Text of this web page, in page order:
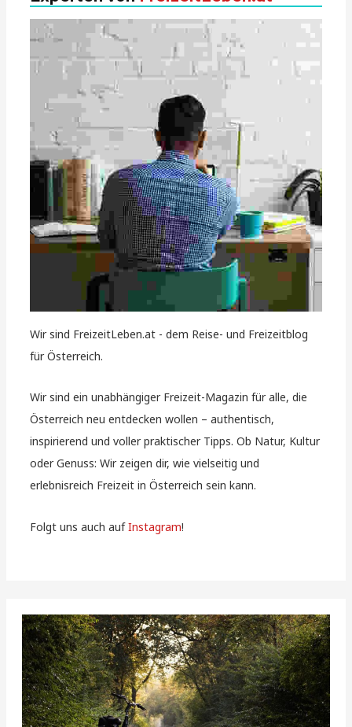
Wir sind FreizeitLeben.at - dem Reise- und Freizeitblog
für Österreich.
Wir sind ein unabhängiger Freizeit-Magazin für alle, die
Österreich neu entdecken wollen – authentisch,
inspirierend und voller praktischer Tipps. Ob Natur, Kultur
oder Genuss: Wir zeigen dir, wie vielseitig und
erlebnisreich Freizeit in Österreich sein kann.
Folgt uns auch aufInstagram!